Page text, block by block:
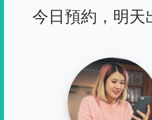
今日預約，明天